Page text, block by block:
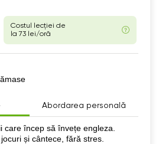
Costul lecției de
la 73 lei/oră
Abordarea personală
care încep să învețe engleza.
și cântece, fără stres.